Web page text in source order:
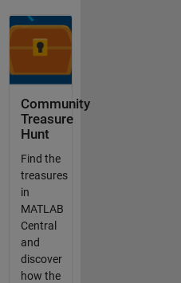
Community
Treasure
Hunt
Find the
treasures
in
MATLAB
Central
and
discover
how the